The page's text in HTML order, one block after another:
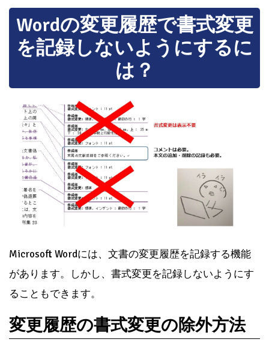
Wordの変更履歴で書式変更
を記録しないようにするに
は？
Microsoft Wordには、文書の変更履歴を記録する機能
があります。しかし、書式変更を記録しないようにす
ることもできます。
変更履歴の書式変更の除外方法